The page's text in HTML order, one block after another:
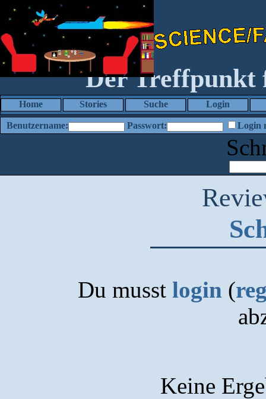
Der Treffpunkt
Home Stories Suche Login
Benutzername: Passwort: Login
Du musst login (
Keine